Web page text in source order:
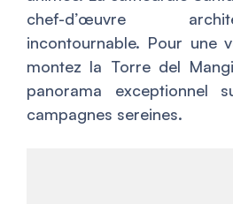
chef-d’œuvre
incontournable. Pour une
montez la Torre del
panorama exceptionnel
campagnes sereines.